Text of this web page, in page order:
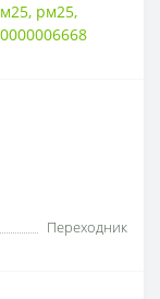
, рм25,
Переходник